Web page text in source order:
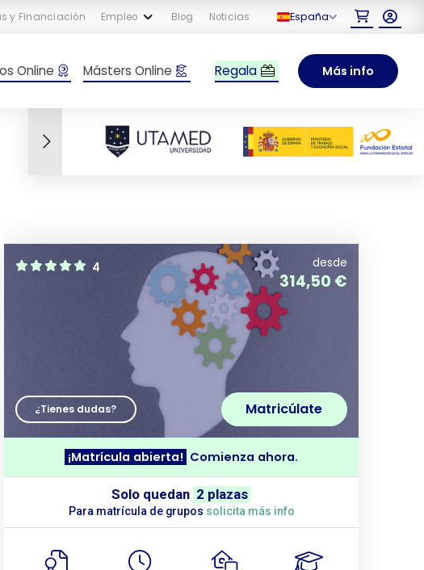
y Financiación Empleo Blog Noticias España
Online Másters Online Regala Más info
4 desde
314,50 €
¿Tienes dudas? Matricúlate
¡Matrícula abierta! Comienza ahora.
Solo quedan 2 plazas
Para matrícula de grupos solicita más info